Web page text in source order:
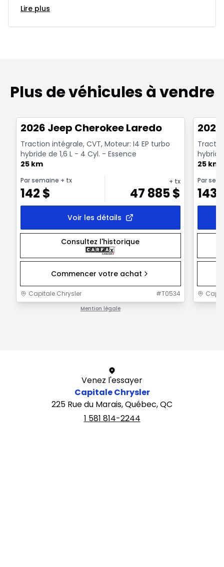
Lire plus
Plus de véhicules à vendre
2026 Jeep Cherokee Laredo
Traction intégrale, CVT, Moteur: I4 EP turbo
hybride de 1,6 L - 4 Cyl. - Essence
25 km
Par semaine + tx
142 $
+ tx
47 885$
Voir les détails
Consultez l'historique
Commencer votre achat
Capitale Chrysler #T0534
Mention légale
25 km
Par
143
Venez l'essayer
Capitale Chrysler
225 Rue du Marais, Québec, QC
1 581 814-2244